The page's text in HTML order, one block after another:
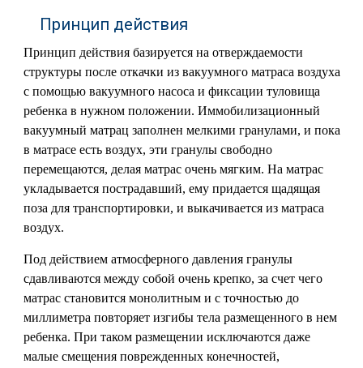
Принцип действия
Принцип действия базируется на отверждаемости
структуры после откачки из вакуумного матраса воздуха
с помощью вакуумного насоса и фиксации туловища
ребенка в нужном положении. Иммобилизационный
вакуумный матрац заполнен мелкими гранулами, и пока
в матрасе есть воздух, эти гранулы свободно
перемещаются, делая матрас очень мягким. На матрас
укладывается пострадавший, ему придается щадящая
поза для транспортировки, и выкачивается из матраса
воздух.
Под действием атмосферного давления гранулы
сдавливаются между собой очень крепко, за счет чего
матрас становится монолитным и с точностью до
миллиметра повторяет изгибы тела размещенного в нем
ребенка. При таком размещении исключаются даже
малые смещения поврежденных конечностей,